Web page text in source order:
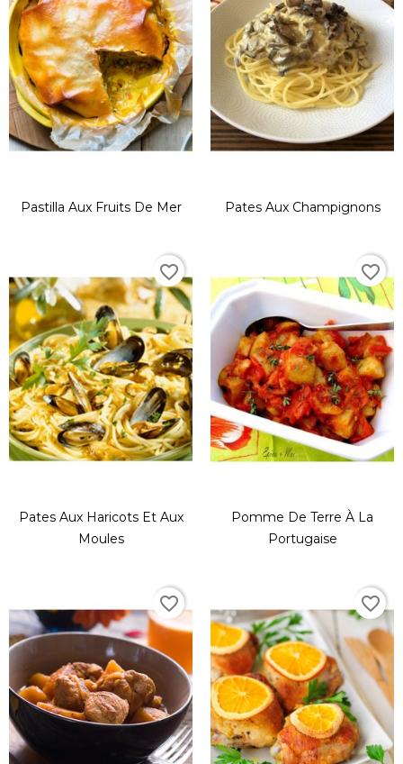
Pastilla Aux Fruits De Mer Pates Aux Champignons
Pates Aux Haricots Et Aux
Moules
favorite_border
Pomme De Terre À La
Portugaise
favorite_border
favorite_border favorite_border